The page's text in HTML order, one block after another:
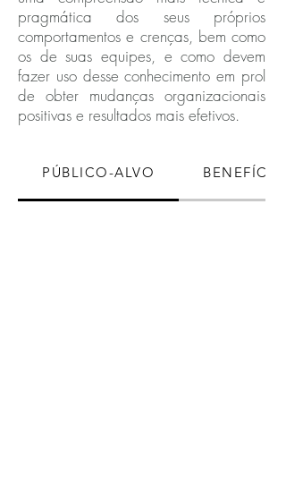
pragmática dos seus próprios
comportamentos e crenças, bem como
os de suas equipes, e como devem
fazer uso desse conhecimento em prol
de obter mudanças organizacionais
positivas e resultados mais efetivos.
PÚBLICO-ALVO BENEFÍCIOS